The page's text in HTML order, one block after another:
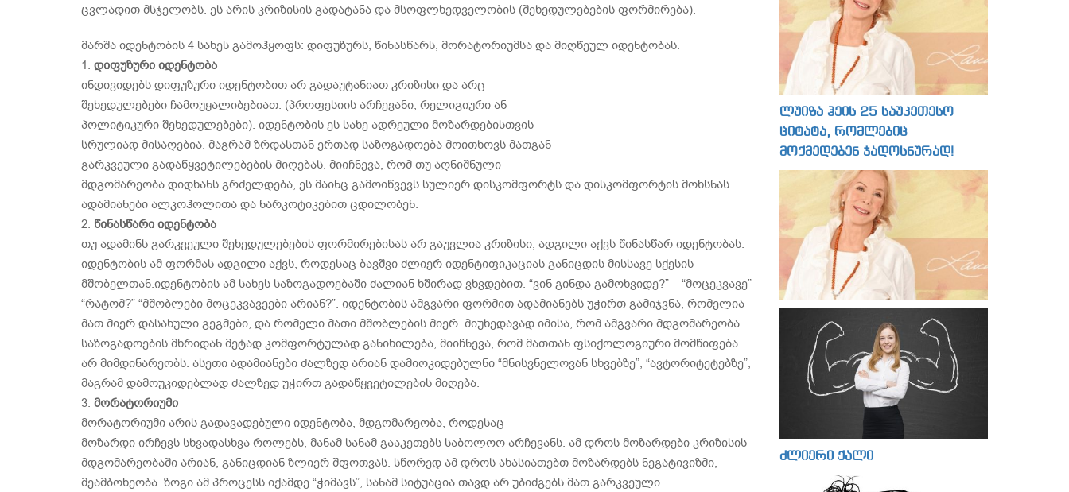
ცვლადით მსჯელობს. ეს არის კრიზისის გადატანა და მსოფლხედველობის (შეხედულებების ფორმირება).
მარშა იდენტობის 4 სახეს გამოჰყოფს: დიფუზურს, წინასწარს, მორატორიუმსა და მიღწეულ იდენტობას.
1. დიფუზური იდენტობა
ინდივიდებს დიფუზური იდენტობით არ გადაუტანიათ კრიზისი და არც
შეხედულებები ჩამოუყალიბებიათ. (პროფესიის არჩევანი, რელიგიური ან
პოლიტიკური შეხედულებები). იდენტობის ეს სახე ადრეული მოზარდებისთვის
სრულიად მისაღებია. მაგრამ ზრდასთან ერთად საზოგადოება მოითხოვს მათგან
გარკვეული გადაწყვეტილებების მიღებას. მიიჩნევა, რომ თუ აღნიშნული
მდგომარეობა დიდხანს გრძელდება, ეს მაინც გამოიწვევს სულიერ დისკომფორტს და დისკომფორტის მოხსნას
ადამიანები ალკოჰოლითა და ნარკოტიკებით ცდილობენ.
2. წინასწარი იდენტობა
თუ ადამინს გარკვეული შეხედულებების ფორმირებისას არ გაუვლია კრიზისი, ადგილი აქვს წინასწარ იდენტობას.
იდენტობის ამ ფორმას ადგილი აქვს, როდესაც ბავშვი ძლიერ იდენტიფიკაციას განიცდის მისსავე სქესის
მშობელთან.იდენტობის ამ სახეს საზოგადოებაში ძალიან ხშირად ვხვდებით. “ვინ გინდა გამოხვიდე?” – “მოცეკვავე”
“რატომ?” “მშობლები მოცეკვავეები არიან?”. იდენტობის ამგვარი ფორმით ადამიანებს უჭირთ გამიჯვნა, რომელია
მათ მიერ დასახული გეგმები, და რომელი მათი მშობლების მიერ. მიუხედავად იმისა, რომ ამგვარი მდგომარეობა
საზოგადოების მხრიდან მეტად კომფორტულად განიხილება, მიიჩნევა, რომ მათთან ფსიქოლოგიური მომწიფება
არ მიმდინარეობს. ასეთი ადამიანები ძალზედ არიან დამიოკიდებულნი “მნისვნელოვან სხვებზე”, “ავტორიტეტებზე”,
მაგრამ დამოუკიდებლად ძალზედ უჭირთ გადაწყვეტილების მიღება.
3. მორატორიუმი
მორატორიუმი არის გადავადებული იდენტობა, მდგომარეობა, როდესაც
მოზარდი ირჩევს სხვადასხვა როლებს, მანამ სანამ გააკეთებს საბოლოო არჩევანს. ამ დროს მოზარდები კრიზისის
მდგომარეობაში არიან, განიცდიან ზლიერ შფოთვას. სწორედ ამ დროს ახასიათებთ მოზარდებს ნეგატივიზმი,
მეამბოხეობა. ზოგი ამ პროცესს იქამდე “ჭიმავს”, სანამ სიტუაცია თავდ არ უბიძგებს მათ გარკვეული
ლუიზა ჰეის 25 საუკეთესო
ციტატა, რომლებიც
მოქმედებენ ჯადოსნურად!
ძლიერი ქალი